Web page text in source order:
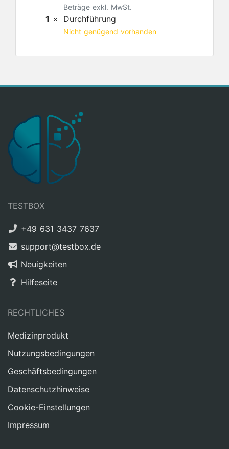
Beträge exkl. MwSt.
1 × Durchführung
Nicht genügend vorhanden
TESTBOX
+49 631 3437 7637
support@testbox.de
Neuigkeiten
Hilfeseite
RECHTLICHES
Medizinprodukt
Nutzungsbedingungen
Geschäftsbedingungen
Datenschutzhinweise
Cookie-Einstellungen
Impressum